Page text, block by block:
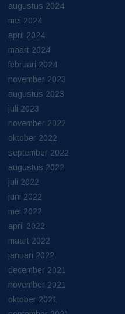
augustus 2024
mei 2024
april 2024
maart 2024
februari 2024
november 2023
augustus 2023
juli 2023
november 2022
oktober 2022
september 2022
augustus 2022
juli 2022
juni 2022
mei 2022
april 2022
maart 2022
januari 2022
december 2021
november 2021
oktober 2021